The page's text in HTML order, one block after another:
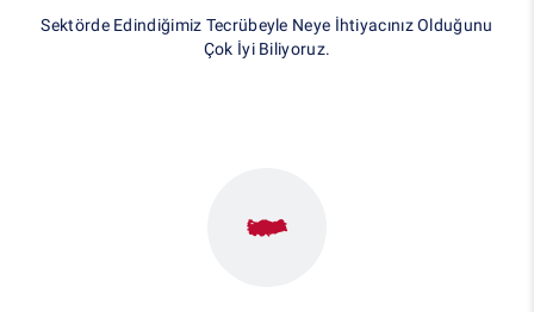
Sektörde Edindiğimiz Tecrübeyle Neye İhtiyacınız Olduğunu
Çok İyi Biliyoruz.